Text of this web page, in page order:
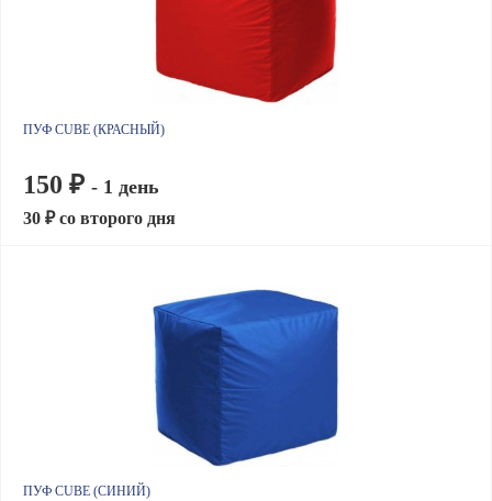
ПУФ CUBE (КРАСНЫЙ)
150 ₽ - 1 день
30 ₽ со второго дня
ПУФ CUBE (СИНИЙ)